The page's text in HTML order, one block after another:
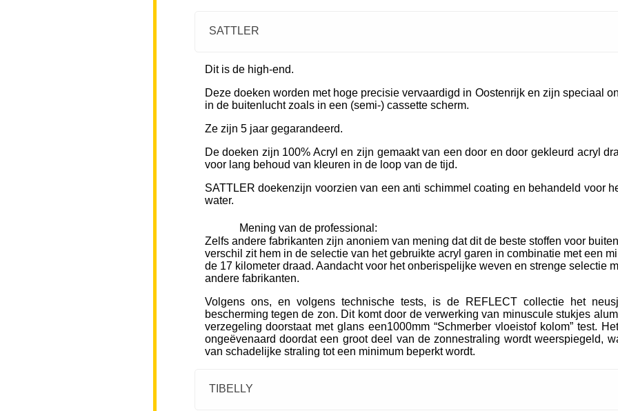
SATTLER
Dit is de high-end.
Deze doeken worden met hoge precisie vervaardigd in Oostenrijk en zijn speciaal
in de buitenlucht zoals in een (semi-) cassette scherm.
Ze zijn 5 jaar gegarandeerd.
De doeken zijn 100% Acryl en zijn gemaakt van een door en door gekleurd acryl
voor lang behoud van kleuren in de loop van de tijd.
SATTLER doekenzijn voorzien van een anti schimmel coating en behandeld voor
water.
Mening van de professional:
Zelfs andere fabrikanten zijn anoniem van mening dat dit de beste stoffen voor
verschil zit hem in de selectie van het gebruikte acryl garen in combinatie met een
de 17 kilometer draad. Aandacht voor het onberispelijke weven en strenge selectie
andere fabrikanten.
Volgens ons, en volgens technische tests, is de REFLECT collectie het
bescherming tegen de zon. Dit komt door de verwerking van minuscule stukjes
verzegeling doorstaat met glans een1000mm “Schmerber vloeistof kolom” test.
ongeëvenaard doordat een groot deel van de zonnestraling wordt weerspiegeld,
van schadelijke straling tot een minimum beperkt wordt.
TIBELLY